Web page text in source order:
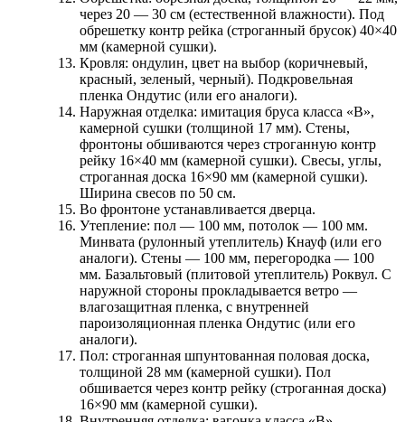
через 20 — 30 см (естественной влажности). Под
обрешетку контр рейка (строганный брусок) 40×40
мм (камерной сушки).
Кровля: ондулин, цвет на выбор (коричневый,
красный, зеленый, черный). Подкровельная
пленка Ондутис (или его аналоги).
Наружная отделка: имитация бруса класса «В»,
камерной сушки (толщиной 17 мм). Стены,
фронтоны обшиваются через строганную контр
рейку 16×40 мм (камерной сушки). Свесы, углы,
строганная доска 16×90 мм (камерной сушки).
Ширина свесов по 50 см.
Во фронтоне устанавливается дверца.
Утепление: пол — 100 мм, потолок — 100 мм.
Минвата (рулонный утеплитель) Кнауф (или его
аналоги). Стены — 100 мм, перегородка — 100
мм. Базальтовый (плитовой утеплитель) Роквул. С
наружной стороны прокладывается ветро —
влагозащитная пленка, с внутренней
пароизоляционная пленка Ондутис (или его
аналоги).
Пол: строганная шпунтованная половая доска,
толщиной 28 мм (камерной сушки). Пол
обшивается через контр рейку (строганная доска)
16×90 мм (камерной сушки).